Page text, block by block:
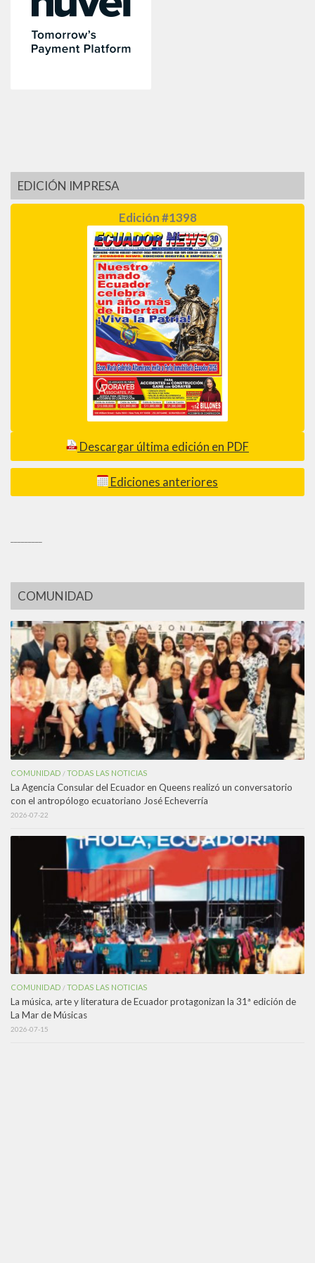
EDICIÓN IMPRESA
Edición #1398
Descargar última edición en PDF
Ediciones anteriores
COMUNIDAD
COMUNIDAD /TODAS LAS NOTICIAS
La Agencia Consular del Ecuador en Queens realizó un conversatorio
con el antropólogo ecuatoriano José Echeverría
2026-07-22
COMUNIDAD /TODAS LAS NOTICIAS
La música, arte y literatura de Ecuador protagonizan la 31ª edición de
La Mar de Músicas
2026-07-15